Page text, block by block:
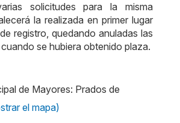
solicitudes para la misma
la realizada en primer lugar
registro, quedando anuladas las
se hubiera obtenido plaza.
de Mayores: Prados de
el mapa)